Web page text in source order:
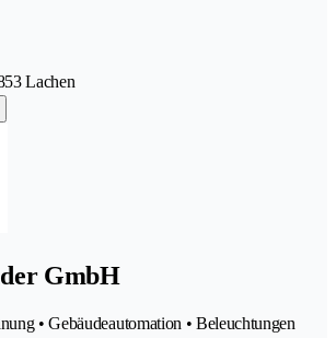
Lachen
GmbH
• Gebäudeautomation • Beleuchtungen